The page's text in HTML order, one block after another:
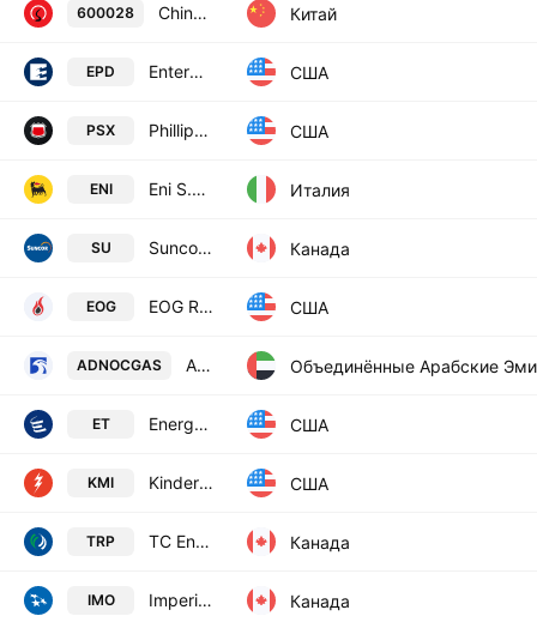
600028 China Petroleum & Chemical Corporation Class A Китай
EPD Enterprise Products Partners L.P. США
PSX Phillips 66 США
ENI Eni S.p.A. Италия
SU Suncor Energy Inc. Канада
EOG EOG Resources, Inc. США
ADNOCGAS ADNOC Gas plc Объединённые Арабские
ET Energy Transfer LP США
KMI Kinder Morgan Inc Class P США
TRP TC Energy Corporation Канада
IMO Imperial Oil Limited Канада